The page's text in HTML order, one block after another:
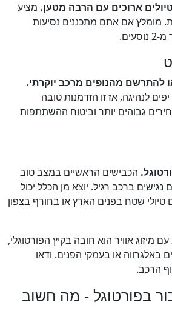
ארוכים עם הרבה מטען. מציע
מומלץ אם אתם מתכננים נסיעות
להתרשם מהנופים מרכב יוקרתי.
לנהיגה, אז זו הזדמנות טובה
גבוהים יותר וביטוח ההשתתפות
הכבישים הראשיים במצב טוב
נגישים ברכב רגיל. יוצא מן הכלל יכול
שטח בפנים הארץ או בחורף בצפון
מיזוג אוויר הוא חובה בקיץ הפורטוגלי,
באלגרווה או בעמקי הפנים. ודאו
הרכב.
בפורטוגל - מה חשוב